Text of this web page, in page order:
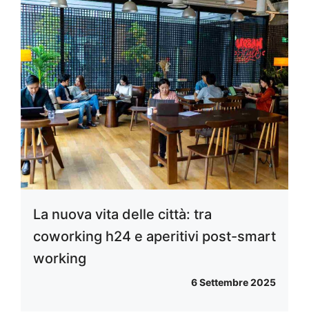
La nuova vita delle città: tra
coworking h24 e aperitivi post-smart
working
6 Settembre 2025